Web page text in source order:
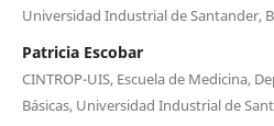
Universidad Industrial de Santander,
Patricia Escobar
CINTROP-UIS, Escuela de Medicina,
Básicas, Universidad Industrial de